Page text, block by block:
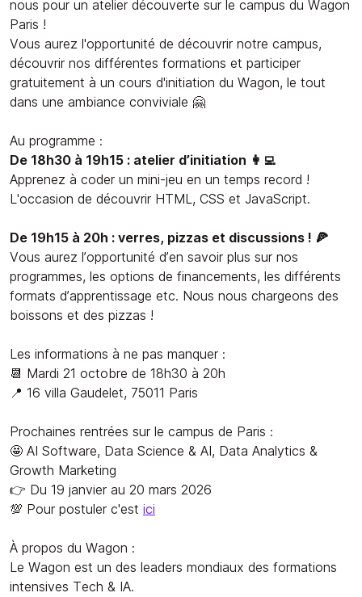
nous pour un atelier découverte sur le campus du Wagon
Paris !
Vous aurez l'opportunité de découvrir notre campus,
découvrir nos différentes formations et participer
gratuitement à un cours d'initiation du Wagon, le tout
dans une ambiance conviviale 🤗
Au programme :
De 18h30 à 19h15 : atelier d’initiation 👩‍💻
Apprenez à coder un mini-jeu en un temps record !
L'occasion de découvrir HTML, CSS et JavaScript.
De 19h15 à 20h : verres, pizzas et discussions ! 🍕
Vous aurez l’opportunité d’en savoir plus sur nos
programmes, les options de financements, les différents
formats d’apprentissage etc. Nous nous chargeons des
boissons et des pizzas !
Les informations à ne pas manquer :
📆 Mardi 21 octobre de 18h30 à 20h
📍 16 villa Gaudelet, 75011 Paris
Prochaines rentrées sur le campus de Paris :
🤩 AI Software, Data Science & AI, Data Analytics &
Growth Marketing
👉 Du 19 janvier au 20 mars 2026
💯 Pour postuler c'est ici
À propos du Wagon :
Le Wagon est un des leaders mondiaux des formations
intensives Tech & IA.